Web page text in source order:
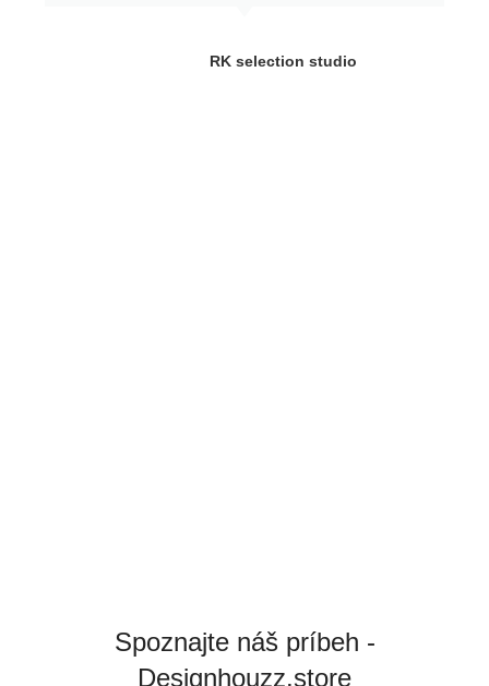
RK selection studio
Spoznajte náš príbeh -
Designhouzz.store